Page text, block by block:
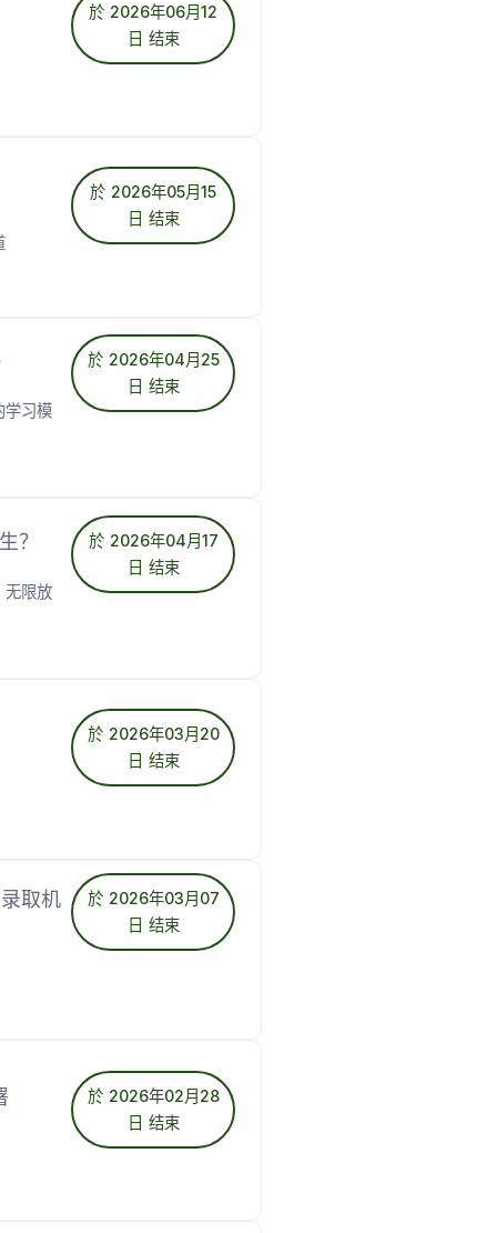
於 2026年06月12
日 结束
於 2026年05月15
日 结束
学习模
於 2026年04月25
日 结束
？
无限放
於 2026年04月17
日 结束
於 2026年03月20
日 结束
取机
於 2026年03月07
日 结束
於 2026年02月28
日 结束